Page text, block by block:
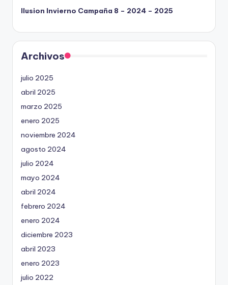
Ilusion Invierno Campaña 8 – 2024 – 2025
Archivos
julio 2025
abril 2025
marzo 2025
enero 2025
noviembre 2024
agosto 2024
julio 2024
mayo 2024
abril 2024
febrero 2024
enero 2024
diciembre 2023
abril 2023
enero 2023
julio 2022